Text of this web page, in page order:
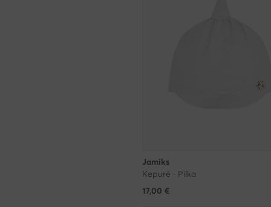
Jamiks
Kepurė · Pilka
17,00 €